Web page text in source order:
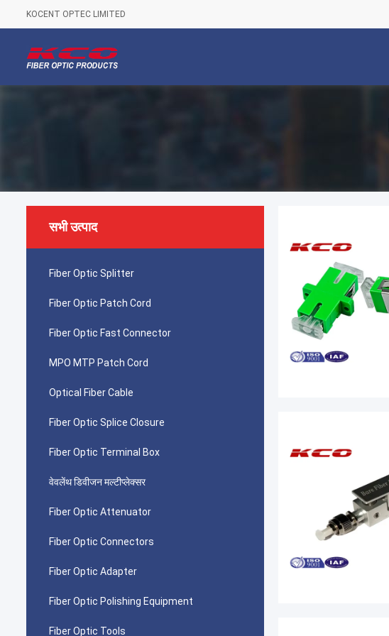
KOCENT OPTEC LIMITED
सभी उत्पाद
Fiber Optic Splitter
Fiber Optic Patch Cord
Fiber Optic Fast Connector
MPO MTP Patch Cord
Optical Fiber Cable
Fiber Optic Splice Closure
Fiber Optic Terminal Box
वेवलेंथ डिवीजन मल्टीप्लेक्सर
Fiber Optic Attenuator
Fiber Optic Connectors
Fiber Optic Adapter
Fiber Optic Polishing Equipment
Fiber Optic Tools